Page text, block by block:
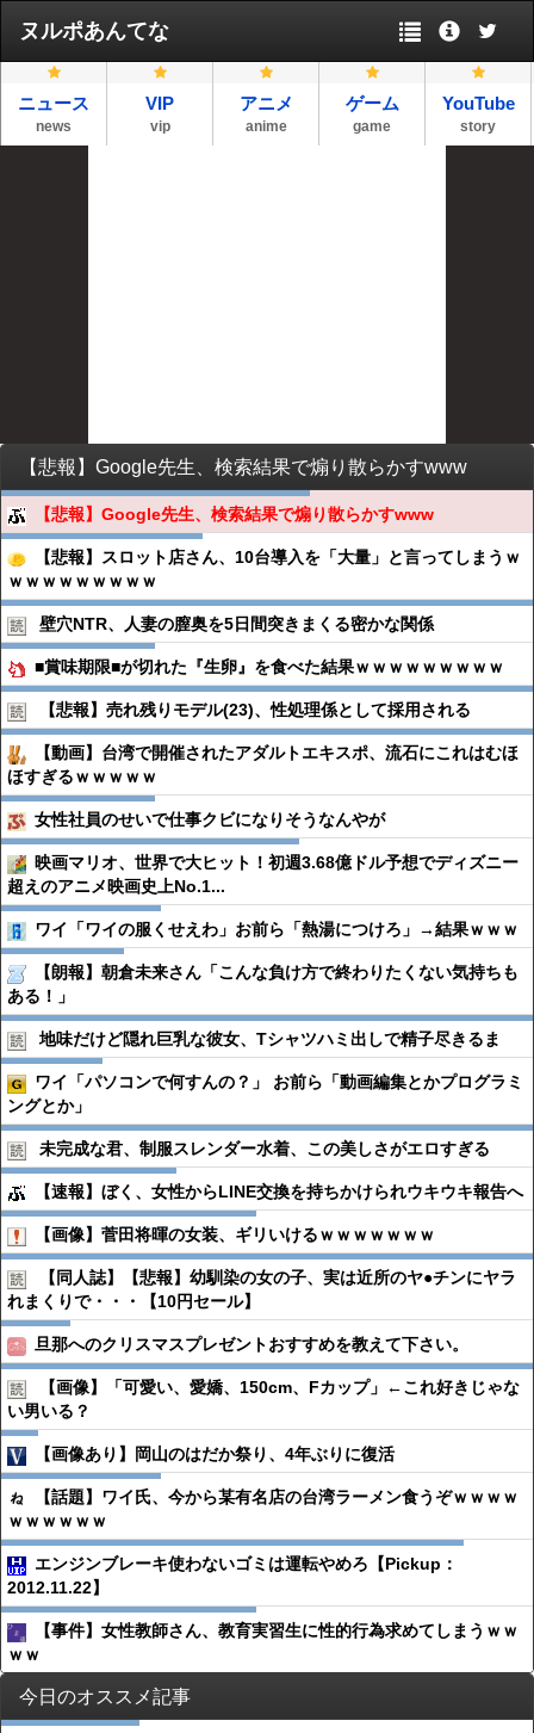
ヌルポあんてな
ニュース
news
VIP
vip
アニメ
anime
ゲーム
game
YouTube
story
【悲報】Google先生、検索結果で煽り散らかすwww
【悲報】Google先生、検索結果で煽り散らかすwww
【悲報】スロット店さん、10台導入を「大量」と言ってしまうｗ
ｗｗｗｗｗｗｗｗｗ
壁穴NTR、人妻の膣奥を5日間突きまくる密かな関係
■賞味期限■が切れた『生卵』を食べた結果ｗｗｗｗｗｗｗｗｗ
【悲報】売れ残りモデル(23)、性処理係として採用される
【動画】台湾で開催されたアダルトエキスポ、流石にこれはむほ
ほすぎるｗｗｗｗｗ
女性社員のせいで仕事クビになりそうなんやが
映画マリオ、世界で大ヒット！初週3.68億ドル予想でディズニー
超えのアニメ映画史上No.1...
ワイ「ワイの服くせえわ」お前ら「熱湯につけろ」→結果ｗｗｗ
【朗報】朝倉未来さん「こんな負け方で終わりたくない気持ちも
ある！」
地味だけど隠れ巨乳な彼女、Tシャツハミ出しで精子尽きるま
ワイ「パソコンで何すんの？」 お前ら「動画編集とかプログラミ
ングとか」
未完成な君、制服スレンダー水着、この美しさがエロすぎる
【速報】ぼく、女性からLINE交換を持ちかけられウキウキ報告へ
【画像】菅田将暉の女装、ギリいけるｗｗｗｗｗｗｗ
【同人誌】【悲報】幼馴染の女の子、実は近所のヤ●︎チンにヤラ
れまくりで・・・【10円セール】
旦那へのクリスマスプレゼントおすすめを教えて下さい。
【画像】「可愛い、愛嬌、150cm、Fカップ」←これ好きじゃな
い男いる？
【画像あり】岡山のはだか祭り、4年ぶりに復活
【話題】ワイ氏、今から某有名店の台湾ラーメン食うぞｗｗｗｗ
ｗｗｗｗｗｗ
エンジンブレーキ使わないゴミは運転やめろ【Pickup：
2012.11.22】
【事件】女性教師さん、教育実習生に性的行為求めてしまうｗｗ
ｗｗ
今日のオススメ記事